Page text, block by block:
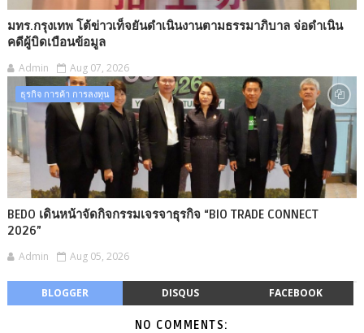
มทร.กรุงเทพ โต้ข่าวเท็จยันดำเนินงานตามธรรมาภิบาล จ่อดำเนิน
คดีผู้บิดเบือนข้อมูล
Admin Aug 07, 2026
ธุรกิจ การค้า การลงทุน
BEDO เดินหน้าจัดกิจกรรมเจรจาธุรกิจ “BIO TRADE CONNECT
2026”
Admin Aug 05, 2026
BLOGGER DISQUS FACEBOOK
NO COMMENTS: